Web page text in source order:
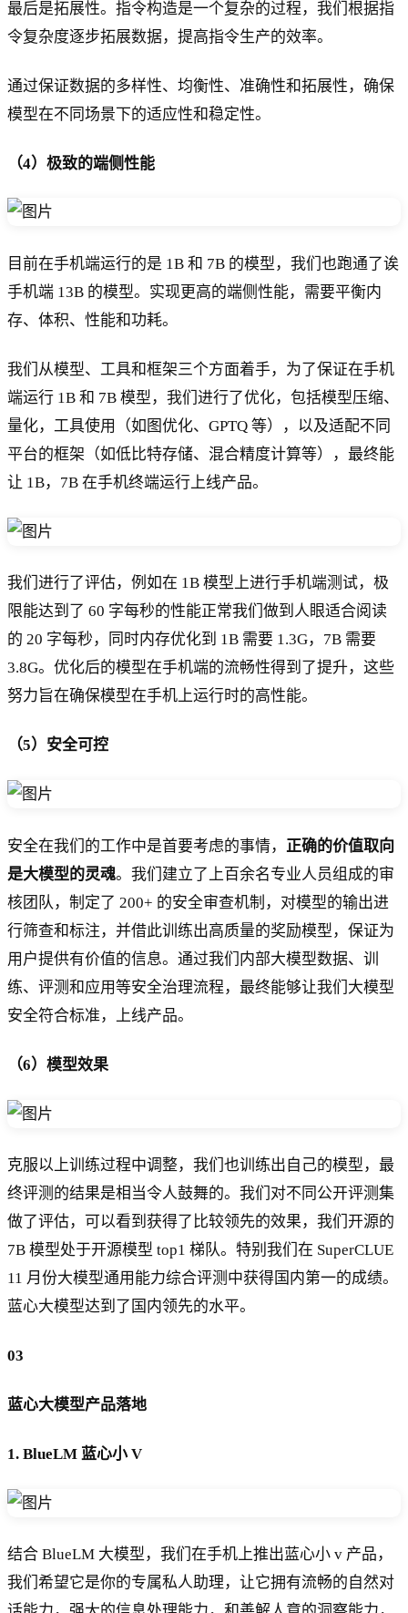
最后是拓展性。指令构造是一个复杂的过程，我们根据指
令复杂度逐步拓展数据，提高指令生产的效率。
通过保证数据的多样性、均衡性、准确性和拓展性，确保
模型在不同场景下的适应性和稳定性。
（4）极致的端侧性能
目前在手机端运行的是 1B 和 7B 的模型，我们也跑通了诶
手机端 13B 的模型。实现更高的端侧性能，需要平衡内
存、体积、性能和功耗。
我们从模型、工具和框架三个方面着手，为了保证在手机
端运行 1B 和 7B 模型，我们进行了优化，包括模型压缩、
量化，工具使用（如图优化、GPTQ 等），以及适配不同
平台的框架（如低比特存储、混合精度计算等），最终能
让 1B，7B 在手机终端运行上线产品。
我们进行了评估，例如在 1B 模型上进行手机端测试，极
限能达到了 60 字每秒的性能正常我们做到人眼适合阅读
的 20 字每秒，同时内存优化到 1B 需要 1.3G，7B 需要
3.8G。优化后的模型在手机端的流畅性得到了提升，这些
努力旨在确保模型在手机上运行时的高性能。
（5）安全可控
安全在我们的工作中是首要考虑的事情， 正确的价值取向
是大模型的灵魂。我们建立了上百余名专业人员组成的审
核团队，制定了 200+ 的安全审查机制，对模型的输出进
行筛查和标注，并借此训练出高质量的奖励模型，保证为
用户提供有价值的信息。通过我们内部大模型数据、训
练、评测和应用等安全治理流程，最终能够让我们大模型
安全符合标准，上线产品。
（6）模型效果
克服以上训练过程中调整，我们也训练出自己的模型，最
终评测的结果是相当令人鼓舞的。我们对不同公开评测集
做了评估，可以看到获得了比较领先的效果，我们开源的
7B 模型处于开源模型 top1 梯队。特别我们在 SuperCLUE
11 月份大模型通用能力综合评测中获得国内第一的成绩。
蓝心大模型达到了国内领先的水平。
03
蓝心大模型产品落地
1. BlueLM 蓝心小 V
结合 BlueLM 大模型，我们在手机上推出蓝心小 v 产品，
我们希望它是你的专属私人助理，让它拥有流畅的自然对